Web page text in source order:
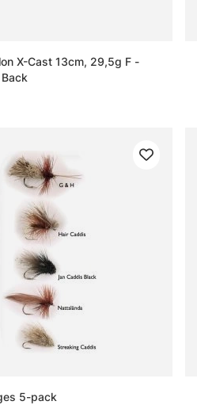
X-Cast 13cm, 29,5g F -
5-pack